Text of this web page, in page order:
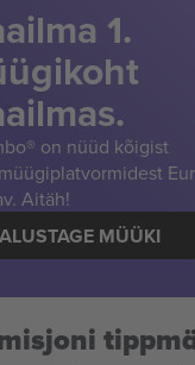
1.
on nüüd kõigist
Aitäh!
ALUSTAGE MÜÜKI